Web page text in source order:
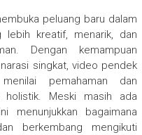
peluang baru dalam
lebih kreatif, menarik, dan
Dengan kemampuan
singkat, video pendek
pemahaman dan
Meski masih ada
menunjukkan bagaimana
berkembang mengikuti